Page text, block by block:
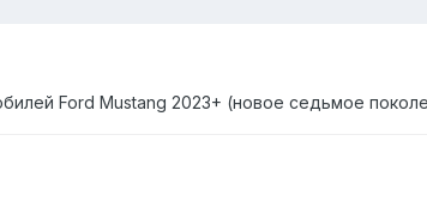
Ford Mustang 2023+ (новое седьмое